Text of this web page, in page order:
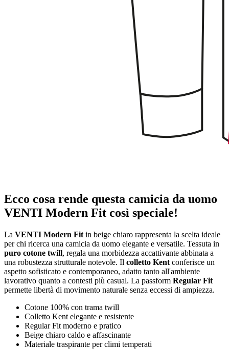
Ecco cosa rende questa camicia da uomo
VENTI Modern Fit così speciale!
La VENTI Modern Fit in beige chiaro rappresenta la scelta ideale
per chi ricerca una camicia da uomo elegante e versatile. Tessuta in
puro cotone twill, regala una morbidezza accattivante abbinata a
una robustezza strutturale notevole. Il colletto Kent conferisce un
aspetto sofisticato e contemporaneo, adatto tanto all'ambiente
lavorativo quanto a contesti più casual. La passform Regular Fit
permette libertà di movimento naturale senza eccessi di ampiezza.
Cotone 100% con trama twill
Colletto Kent elegante e resistente
Regular Fit moderno e pratico
Beige chiaro caldo e affascinante
Materiale traspirante per climi temperati